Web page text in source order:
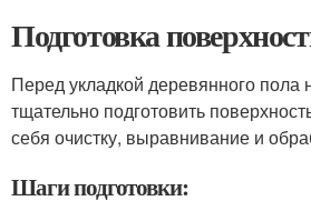
Подготовка
Перед укладкой деревянного пола
тщательно подготовить
себя очистку, выравнивание и
Шаги подготовки: